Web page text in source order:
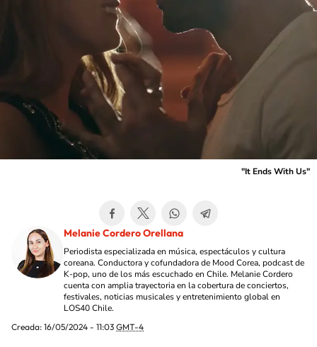
"It Ends With Us"
Melanie Cordero Orellana
Periodista especializada en música, espectáculos y cultura
coreana. Conductora y cofundadora de Mood Corea, podcast de
K-pop, uno de los más escuchado en Chile. Melanie Cordero
cuenta con amplia trayectoria en la cobertura de conciertos,
festivales, noticias musicales y entretenimiento global en
LOS40 Chile.
Creada: 16/05/2024 - 11:03 GMT-4